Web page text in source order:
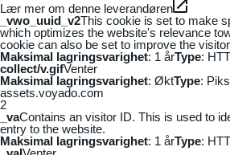
Lær mer om denne leverandøren
_vwo_uuid_v2This cookie is set to make
which optimizes the website's relevance
cookie can also be set to improve the
Maksimal lagringsvarighet: 1 årType:
collect/v.gifVenter
Maksimal lagringsvarighet: ØktType:
assets.voyado.com
2
_vaContains an visitor ID. This is used to
entry to the website.
Maksimal lagringsvarighet: 1 årType: